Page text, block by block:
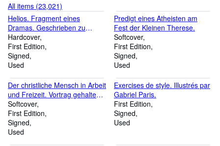
All items (23,021)
Helios. Fragment eines
Dramas. Geschrieben zu
Anfang des Jahres 1896.
Hardcover
First Edition
Signed
Used
Predigt eines Atheisten am
Fest der Kleinen Therese.
Softcover
First Edition
Signed
Used
Der christliche Mensch in Arbeit
und Freizeit. Vortrag gehalten
in Paderborn bei der
Jahrestagung 1957 der
Arbeitsgemeinschaft der
Katholischen Deutschen
Softcover
First Edition
Signed
Used
Exercises de style. Illustrés par
Gabriel Paris.
First Edition
Signed
Used